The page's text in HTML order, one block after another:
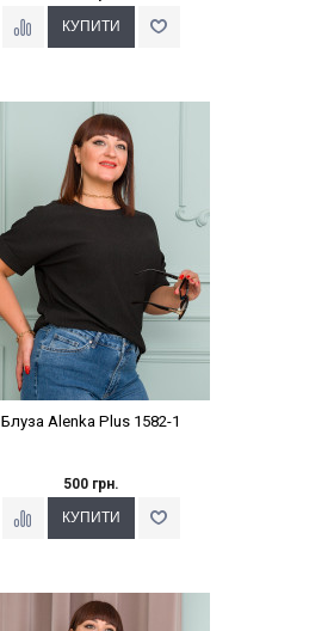
Блуза Alenka Plus 1582-1
500 грн.
Наклейки Варіант з %